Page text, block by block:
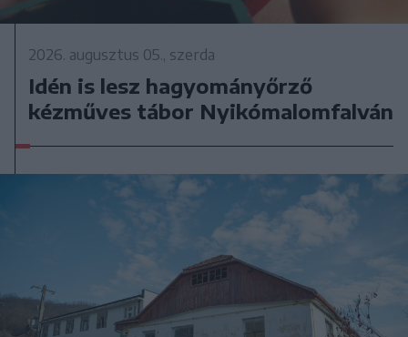
2026. augusztus 05., szerda
Idén is lesz hagyományőrző
kézműves tábor Nyikómalomfalván